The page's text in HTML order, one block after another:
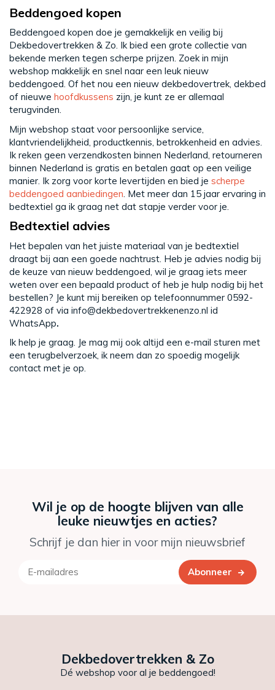
Beddengoed kopen
Beddengoed kopen doe je gemakkelijk en veilig bij
Dekbedovertrekken & Zo. Ik bied een grote collectie van
bekende merken tegen scherpe prijzen. Zoek in mijn
webshop makkelijk en snel naar een leuk nieuw
beddengoed. Of het nou een nieuw dekbedovertrek, dekbed
of nieuwe hoofdkussens zijn, je kunt ze er allemaal
terugvinden.
Mijn webshop staat voor persoonlijke service,
klantvriendelijkheid, productkennis, betrokkenheid en advies.
Ik reken geen verzendkosten binnen Nederland, retourneren
binnen Nederland is gratis en betalen gaat op een veilige
manier. Ik zorg voor korte levertijden en bied je scherpe
beddengoed aanbiedingen. Met meer dan 15 jaar ervaring in
bedtextiel ga ik graag net dat stapje verder voor je.
Bedtextiel advies
Het bepalen van het juiste materiaal van je bedtextiel
draagt bij aan een goede nachtrust. Heb je advies nodig bij
de keuze van nieuw beddengoed, wil je graag iets meer
weten over een bepaald product of heb je hulp nodig bij het
bestellen? Je kunt mij bereiken op telefoonnummer 0592-
422928 of via info@dekbedovertrekkenenzo.nl id
WhatsApp.
Ik help je graag. Je mag mij ook altijd een e-mail sturen met
een terugbelverzoek, ik neem dan zo spoedig mogelijk
contact met je op.
Wil je op de hoogte blijven van alle
leuke nieuwtjes en acties?
Schrijf je dan hier in voor mijn nieuwsbrief
Abonneer
Dekbedovertrekken & Zo
Dé webshop voor al je beddengoed!